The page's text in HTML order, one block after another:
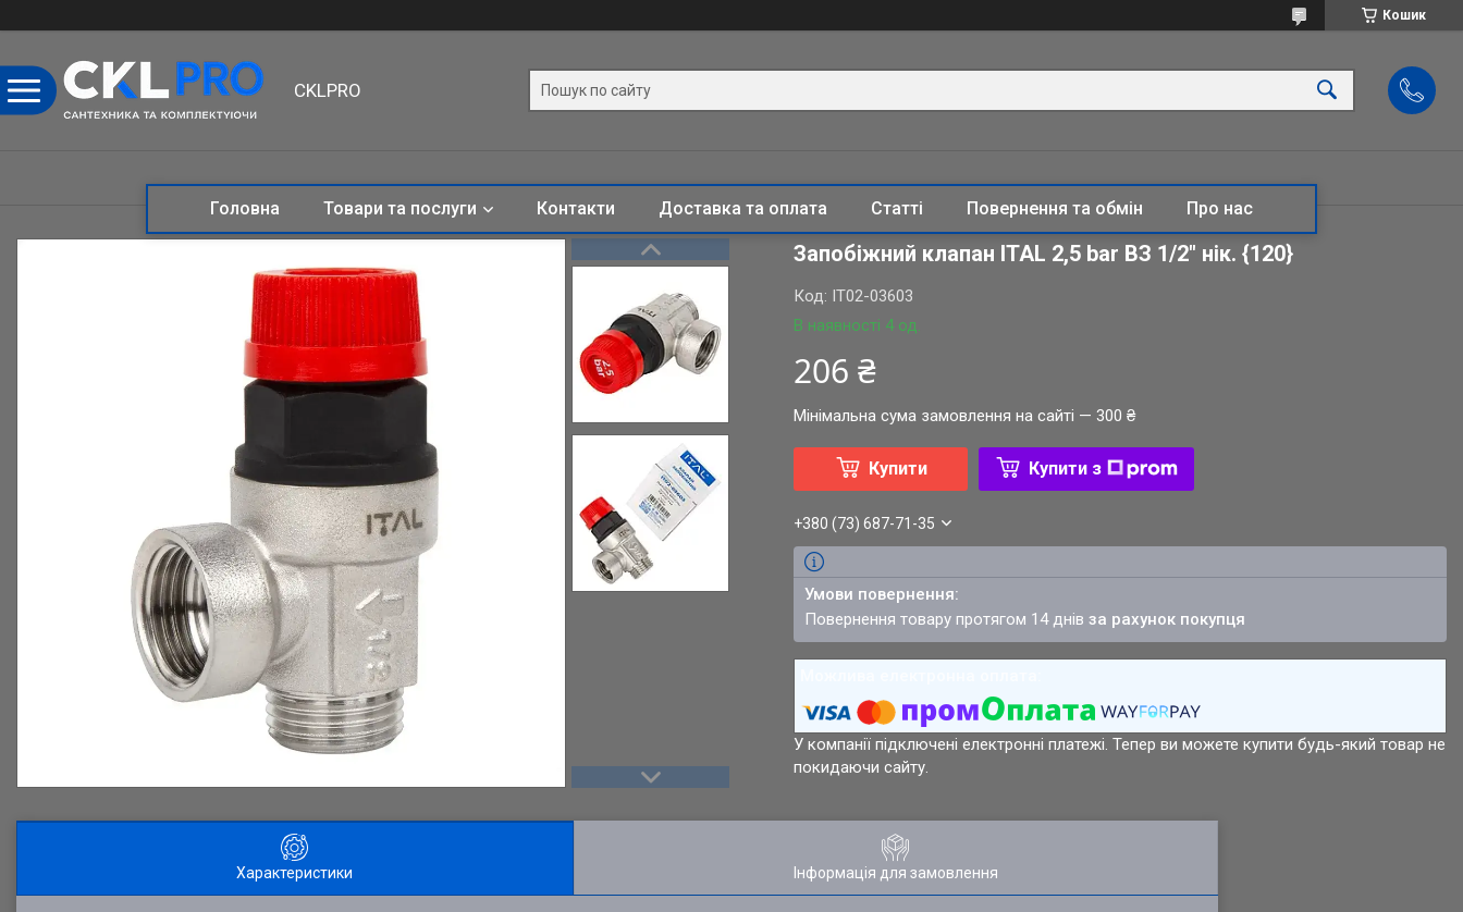
Кошик
CKLPRO
Головна Товари та послуги Контакти Доставка та оплата Статті Повернення та обмін Про нас
Запобіжний клапан ITAL 2,5 bar ВЗ 1/2" нік. {120}
В наявності 4 од.
Код: IT02-03603
206 ₴
Мінімальна сума замовлення на сайті — 300 ₴
Купити Купити з
+380 (73) 687-71-35
повернення товару протягом 14 днівза рахунок покупця
У компанії підключені електронні платежі. Тепер ви можете купити будь-який товар не
покидаючи сайту.
Характеристики Інформація для замовлення